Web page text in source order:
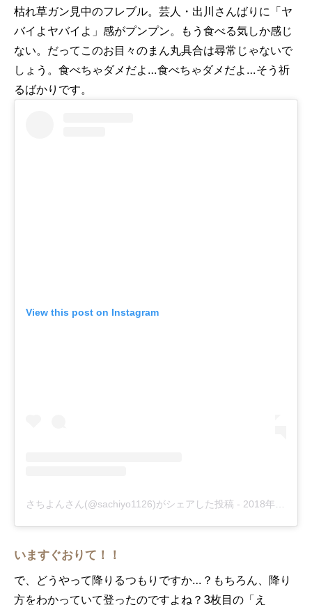
枯れ草ガン見中のフレブル。芸人・出川さんばりに「ヤ
バイよヤバイよ」感がプンプン。もう食べる気しか感じ
ない。だってこのお目々のまん丸具合は尋常じゃないで
しょう。食べちゃダメだよ…食べちゃダメだよ…そう祈
るばかりです。
View this post on Instagram
さちよんさん(@sachiyo1126)がシェアした投稿 - 2018年10月月16日午前2時21分PDT
いますぐおりて！！
で、どうやって降りるつもりですか…？もちろん、降り
方をわかっていて登ったのですよね？3枚目の「え